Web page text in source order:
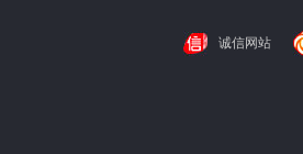
诚信网站